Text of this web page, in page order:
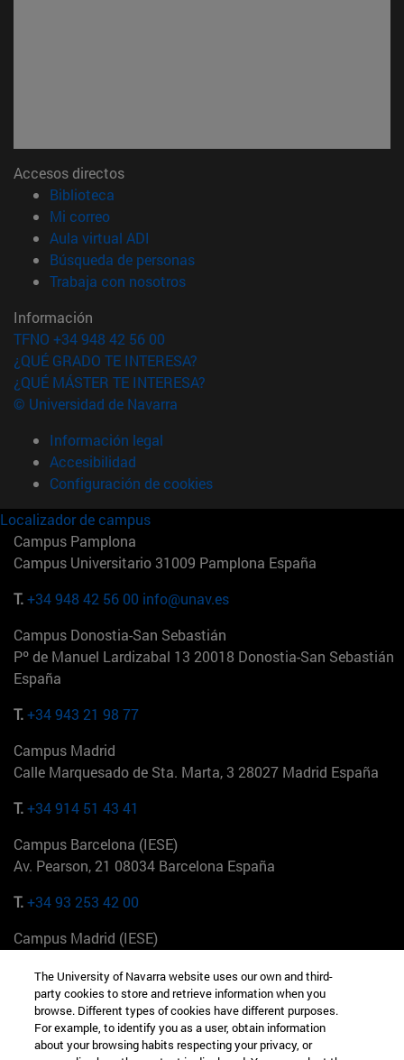
Accesos directos
Biblioteca
Mi correo(abre en nueva ventana)
Aula virtual ADI
Búsqueda de personas(abre en nueva ventana)
Trabaja con nosotros(abre en nueva ventana)
Información
TFNO +34 948 42 56 00
¿QUÉ GRADO TE INTERESA?
¿QUÉ MÁSTER TE INTERESA?
© Universidad de Navarra
Información legal
Accesibilidad
Configuración de cookies
Localizador de campus
Campus Pamplona
Campus Universitario 31009 Pamplona España
T.+34 948 42 56 00 info@unav.es
Campus Donostia-San Sebastián
Pº de Manuel Lardizabal 13 20018 Donostia-San Sebastián
España
T.+34 943 21 98 77
Campus Madrid
Calle Marquesado de Sta. Marta, 3 28027 Madrid España
T.+34 914 51 43 41
Campus Barcelona (IESE)
Av. Pearson, 21 08034 Barcelona España
T.+34 93 253 42 00
Campus Madrid (IESE)
+34 912 11 30 00
Campus Nueva York (IESE)
165 W 57th St 10019-2201 Nueva York EE.UU
The University of Navarra website uses our own and third-
party cookies to store and retrieve information when you
browse. Different types of cookies have different purposes.
For example, to identify you as a user, obtain information
about your browsing habits respecting your privacy, or